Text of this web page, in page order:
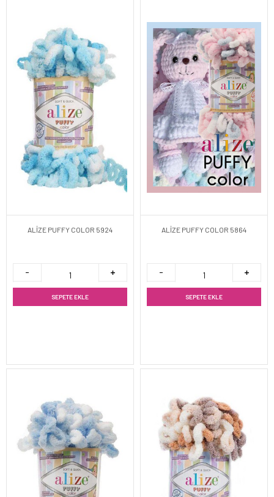
ALİZE PUFFY COLOR 5924
SEPETE EKLE
ALİZE PUFFY COLOR 5864
SEPETE EKLE